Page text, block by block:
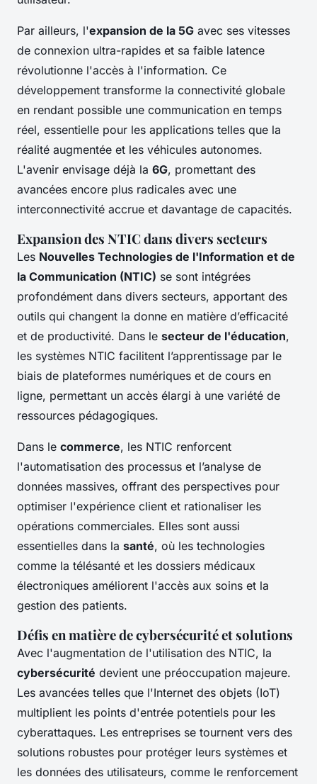
Par ailleurs, l'expansion de la 5G avec ses vitesses
de connexion ultra-rapides et sa faible latence
révolutionne l'accès à l'information. Ce
développement transforme la connectivité globale
en rendant possible une communication en temps
réel, essentielle pour les applications telles que la
réalité augmentée et les véhicules autonomes.
L'avenir envisage déjà la 6G, promettant des
avancées encore plus radicales avec une
interconnectivité accrue et davantage de capacités.
Expansion des NTIC dans divers secteurs
Les Nouvelles Technologies de l'Information et de
la Communication (NTIC) se sont intégrées
profondément dans divers secteurs, apportant des
outils qui changent la donne en matière d’efficacité
et de productivité. Dans le secteur de l'éducation,
les systèmes NTIC facilitent l’apprentissage par le
biais de plateformes numériques et de cours en
ligne, permettant un accès élargi à une variété de
ressources pédagogiques.
Dans le commerce, les NTIC renforcent
l'automatisation des processus et l’analyse de
données massives, offrant des perspectives pour
optimiser l'expérience client et rationaliser les
opérations commerciales. Elles sont aussi
essentielles dans la santé, où les technologies
comme la télésanté et les dossiers médicaux
électroniques améliorent l'accès aux soins et la
gestion des patients.
Défis en matière de cybersécurité et solutions
Avec l'augmentation de l'utilisation des NTIC, la
cybersécurité devient une préoccupation majeure.
Les avancées telles que l'Internet des objets (IoT)
multiplient les points d'entrée potentiels pour les
cyberattaques. Les entreprises se tournent vers des
solutions robustes pour protéger leurs systèmes et
les données des utilisateurs, comme le renforcement